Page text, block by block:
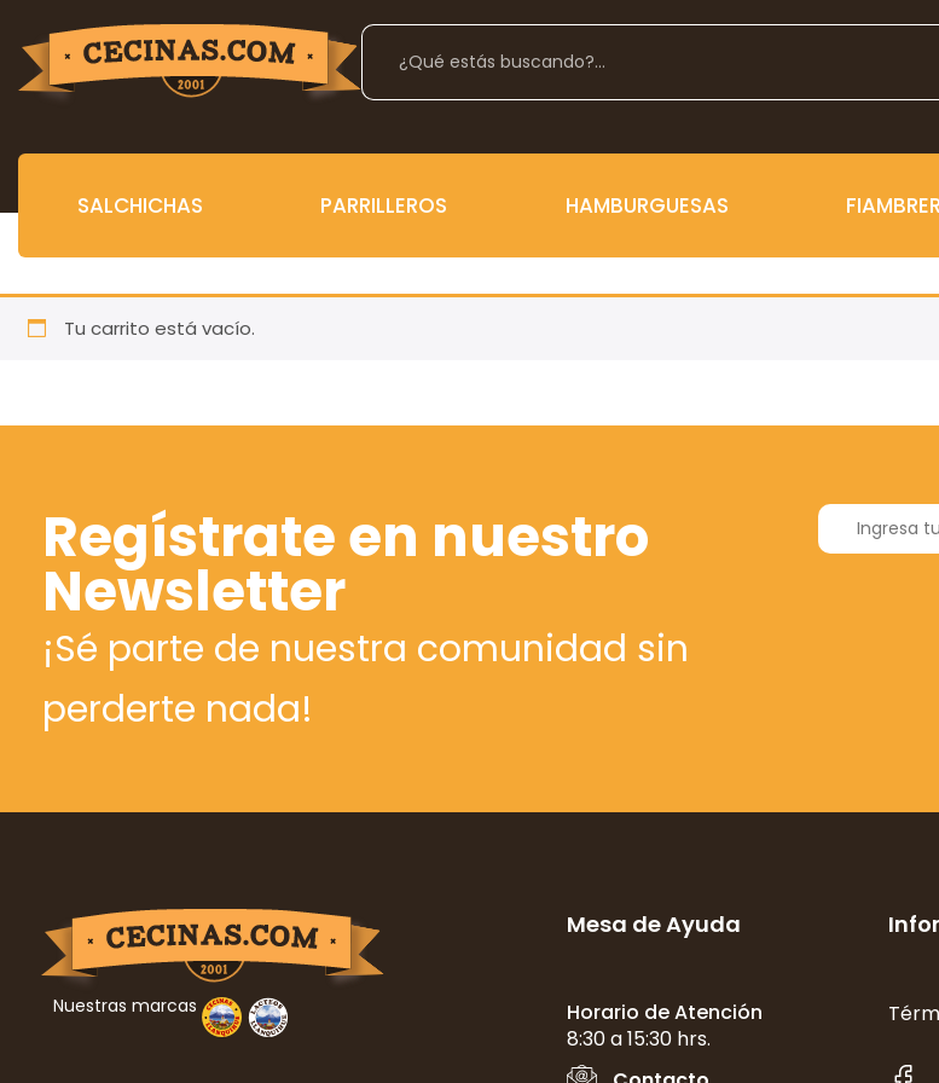
SALCHICHAS PARRILLEROS HAMBURGUESAS
Tu carrito está vacío.
Regístrate en nuestro
Newsletter
¡Sé parte de nuestra comunidad sin
perderte nada!
Nuestras marcas
Mesa de Ayuda
Horario de Atención
8:30 a 15:30 hrs.